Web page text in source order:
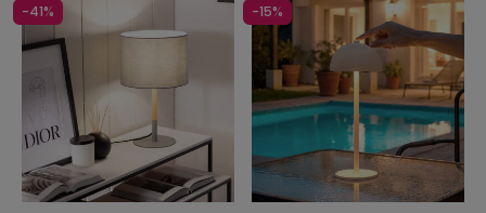
-41% -15%